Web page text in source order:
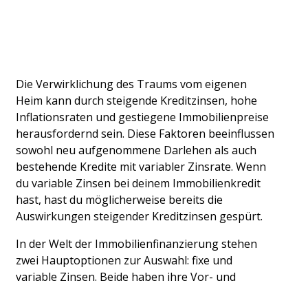
Die Verwirklichung des Traums vom eigenen
Heim kann durch steigende Kreditzinsen, hohe
Inflationsraten und gestiegene Immobilienpreise
herausfordernd sein. Diese Faktoren beeinflussen
sowohl neu aufgenommene Darlehen als auch
bestehende Kredite mit variabler Zinsrate. Wenn
du variable Zinsen bei deinem Immobilienkredit
hast, hast du möglicherweise bereits die
Auswirkungen steigender Kreditzinsen gespürt.​
In der Welt der Immobilienfinanzierung stehen
zwei Hauptoptionen zur Auswahl: fixe und
variable Zinsen. Beide haben ihre Vor- und